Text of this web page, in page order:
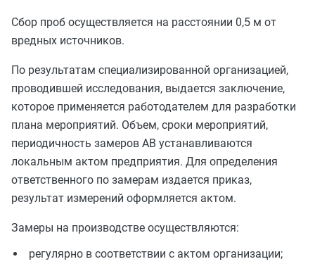
Сбор проб осуществляется на расстоянии 0,5 м от
вредных источников.
По результатам специализированной организацией,
проводившей исследования, выдается заключение,
которое применяется работодателем для разработки
плана мероприятий. Объем, сроки мероприятий,
периодичность замеров АВ устанавливаются
локальным актом предприятия. Для определения
ответственного по замерам издается приказ,
результат измерений оформляется актом.
Замеры на производстве осуществляются:
регулярно в соответствии с актом организации;